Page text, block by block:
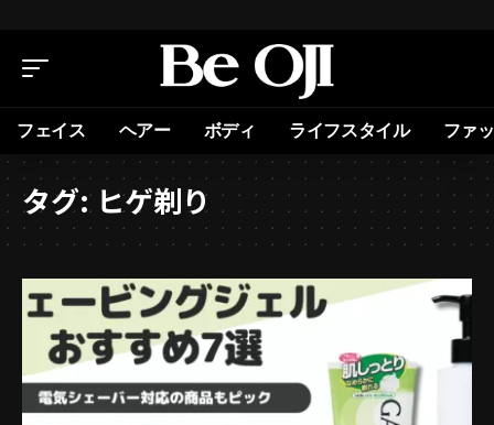
フェイス ヘアー ボディ ライフスタイル ファ
タグ: ヒゲ剃り